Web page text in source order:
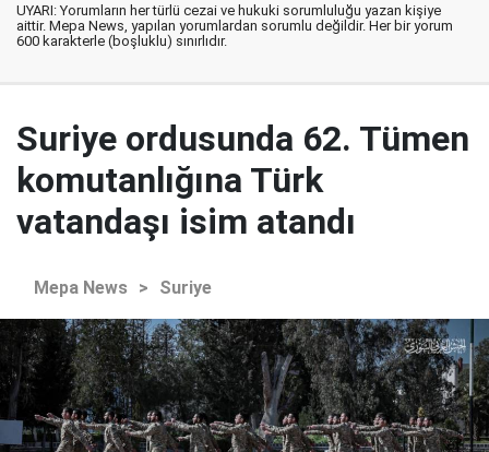
UYARI: Yorumların her türlü cezai ve hukuki sorumluluğu yazan kişiye
aittir. Mepa News, yapılan yorumlardan sorumlu değildir. Her bir yorum
600 karakterle (boşluklu) sınırlıdır.
Suriye ordusunda 62. Tümen
komutanlığına Türk
vatandaşı isim atandı
Mepa News > Suriye